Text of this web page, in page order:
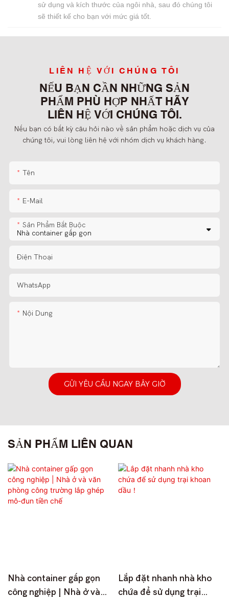
sử dụng và kích thước của ngôi nhà, sau đó chúng tôi
sẽ thiết kế cho bạn với mức giá tốt.
LIÊN HỆ VỚI CHÚNG TÔI
NẾU BẠN CẦN NHỮNG SẢN
PHẨM PHÙ HỢP NHẤT HÃY
LIÊN HỆ VỚI CHÚNG TÔI.
Nếu bạn có bất kỳ câu hỏi nào về sản phẩm hoặc dịch vụ của
chúng tôi, vui lòng liên hệ với nhóm dịch vụ khách hàng.
Tên
E-Mail
Sản Phẩm Bắt Buộc
Điện Thoại
WhatsApp
Nội Dung
GỬI YÊU CẦU NGAY BÂY GIỜ
SẢN PHẨM LIÊN QUAN
Nhà container gấp gọn
công nghiệp | Nhà ở và
Lắp đặt nhanh nhà kho
chứa để sử dụng trại